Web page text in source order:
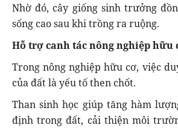
Nhờ đó, cây giống sinh trưởng
sống cao sau khi trồng ra ruộng.
Hỗ trợ canh tác nông nghiệp hữu
Trong nông nghiệp hữu cơ, việc
của đất là yếu tố then chốt.
Than sinh học giúp tăng hàm
định trong đất, cải thiện môi